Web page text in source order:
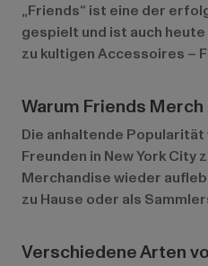
„Friends“ ist eine der
gespielt und ist auch
zu kultigen Accessoires –
Warum Friends
Die anhaltende
Freunden in New York
Merchandise wieder
zu Hause oder als
Verschiedene Arten